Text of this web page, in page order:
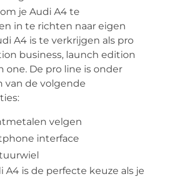
je Audi A4 te
in te richten naar eigen
A4 is te verkrijgen als pro
business, launch edition
one. De pro line is onder
van de volgende
velgen
interface
A4 is de perfecte keuze als je